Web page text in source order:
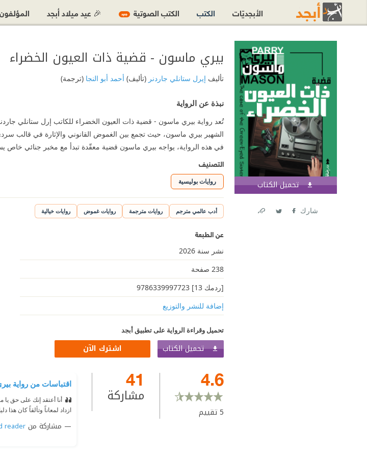
تحميل الكتاب اشترك الآن
شارك
تأليف إيرل ستانلي جاردنر(تأليف) أحمد أبو النجا(ترجمة)
نبذة عن الرواية
تُعد رواية بيري ماسون - قضية ذات العيون الخضراء للكاتب إرل ستانلي
الشهير بيري ماسون، حيث تجمع بين الغموض القانوني والإثارة في قالب
في هذه الرواية، يواجه بيري ماسون قضية معقّدة تبدأ مع مخبر جنائي خاص
التصنيف
روايات بوليسية
أدب عالمي مترجم روايات مترجمة روايات غموض روايات خيالية
عن الطبعة
نشر سنة 2026
238 صفحة
[ردمك 13] 9786339997723
إضافة للنشر والتوزيع
تحميل وقراءة الرواية على تطبيق أبجد
تحميل الكتاب اشترك الآن
4.6
5تقييم
41
مشاركة
اقتباسات من رواية ‎بيري ماسون - قضية ذات العيون الخضراء
أنا أعتقد إنك على حق يا
ازداد لمعاناً وتألقاً كان هذا
مشاركة منreader
الأبجديّات الكتب الكتب الصوتية جديد 🎉 عيد ميلاد أبجد المؤلفون